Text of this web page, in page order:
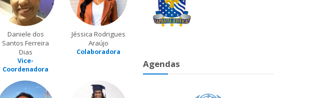
Daniele dos
Santos Ferreira
Dias
Vice-
Coordenadora
Jéssica Rodrigues
Araújo
Colaboradora
Agendas